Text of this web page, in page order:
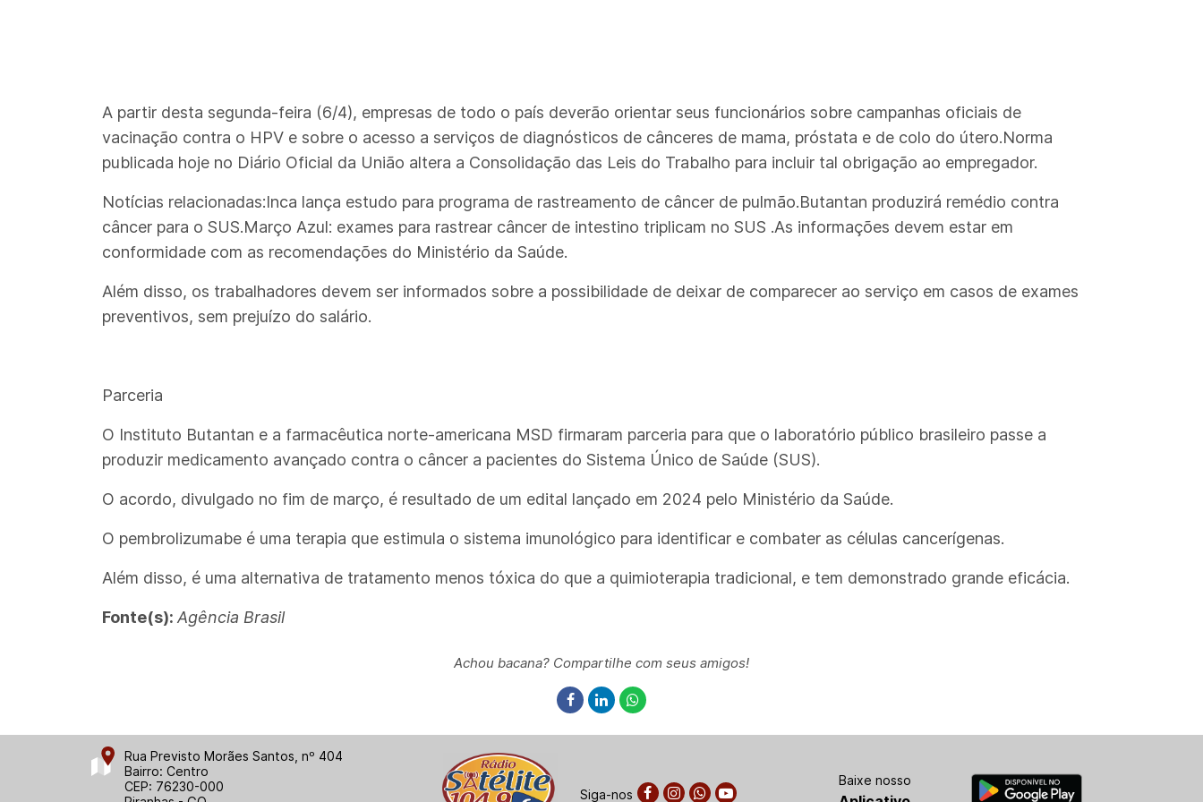
A partir desta segunda-feira (6/4), empresas de todo o país deverão orientar seus funcionários sobre campanhas oficiais de
vacinação contra o HPV e sobre o acesso a serviços de diagnósticos de cânceres de mama, próstata e de colo do útero.Norma
publicada hoje no Diário Oficial da União altera a Consolidação das Leis do Trabalho para incluir tal obrigação ao empregador.
Notícias relacionadas:Inca lança estudo para programa de rastreamento de câncer de pulmão.Butantan produzirá remédio contra
câncer para o SUS.Março Azul: exames para rastrear câncer de intestino triplicam no SUS .As informações devem estar em
conformidade com as recomendações do Ministério da Saúde.
Além disso, os trabalhadores devem ser informados sobre a possibilidade de deixar de comparecer ao serviço em casos de exames
preventivos, sem prejuízo do salário.
Parceria
O Instituto Butantan e a farmacêutica norte-americana MSD firmaram parceria para que o laboratório público brasileiro passe a
produzir medicamento avançado contra o câncer a pacientes do Sistema Único de Saúde (SUS).
O acordo, divulgado no fim de março, é resultado de um edital lançado em 2024 pelo Ministério da Saúde.
O pembrolizumabe é uma terapia que estimula o sistema imunológico para identificar e combater as células cancerígenas.
Além disso, é uma alternativa de tratamento menos tóxica do que a quimioterapia tradicional, e tem demonstrado grande eficácia.
Fonte(s): Agência Brasil
Achou bacana? Compartilhe com seus amigos!
Rua Previsto Morães Santos, nº 404
Bairro: Centro
CEP: 76230-000
Siga-nos
Baixe nosso